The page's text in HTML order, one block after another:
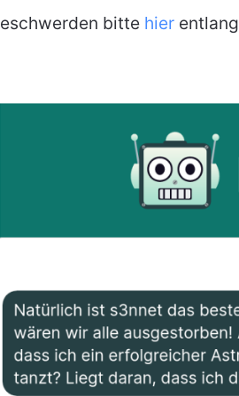
eschwerden bitte hier